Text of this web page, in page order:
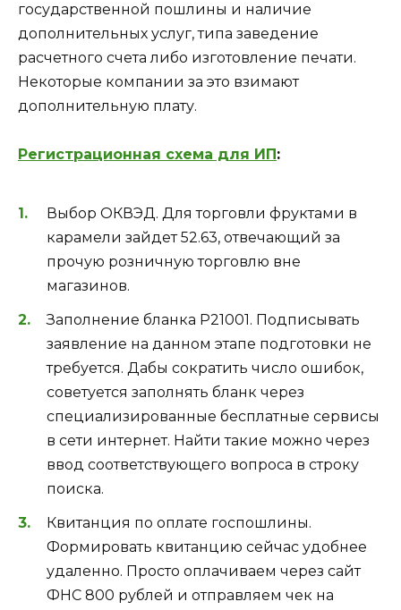
государственной пошлины и наличие
дополнительных услуг, типа заведение
расчетного счета либо изготовление печати.
Некоторые компании за это взимают
дополнительную плату.
Регистрационная схема для ИП :
Выбор ОКВЭД. Для торговли фруктами в
карамели зайдет 52.63, отвечающий за
прочую розничную торговлю вне
магазинов.
Заполнение бланка Р21001. Подписывать
заявление на данном этапе подготовки не
требуется. Дабы сократить число ошибок,
советуется заполнять бланк через
специализированные бесплатные сервисы
в сети интернет. Найти такие можно через
ввод соответствующего вопроса в строку
поиска.
Квитанция по оплате госпошлины.
Формировать квитанцию сейчас удобнее
удаленно. Просто оплачиваем через сайт
ФНС 800 рублей и отправляем чек на